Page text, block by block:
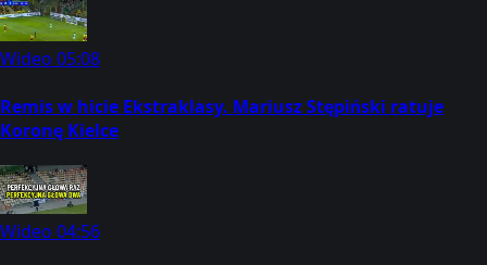
Wideo 05:08
Remis w hicie Ekstraklasy. Mariusz Stępiński ratuje
Koronę Kielce
Wideo 04:56